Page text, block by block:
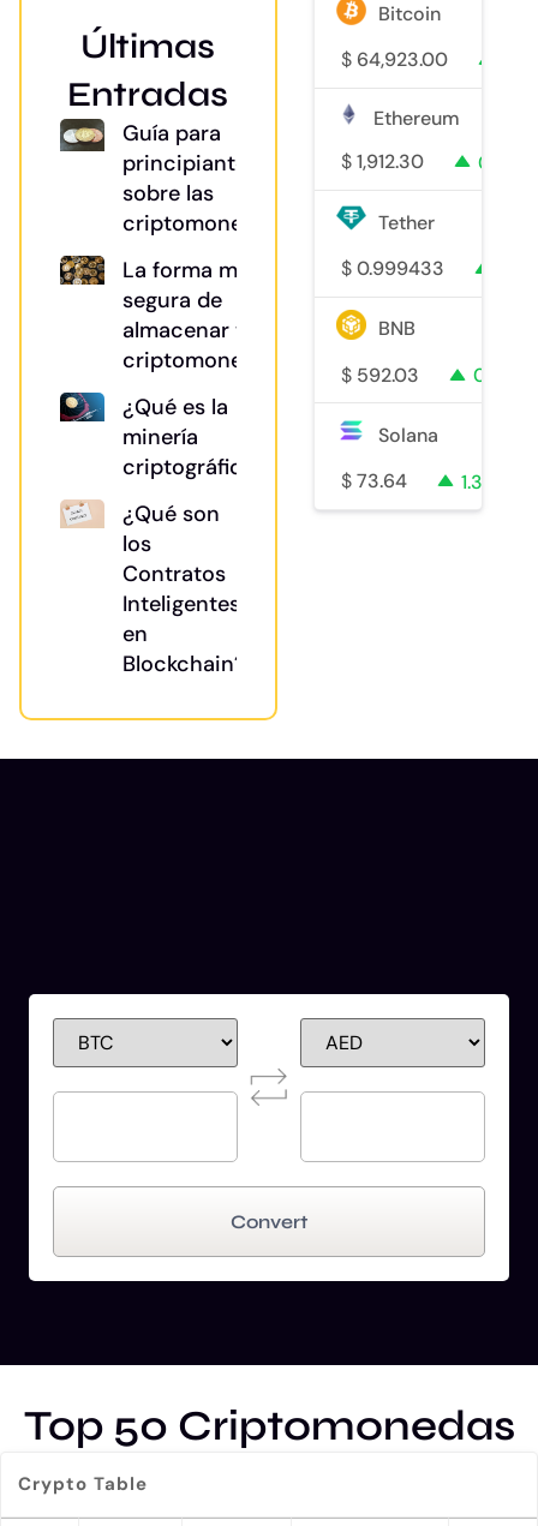
Últimas
Entradas
Guía para
principiantes
sobre las
criptomonedas
La forma más
segura de
almacenar tu
criptomoneda
¿Qué es la
minería
criptográfica?
¿Qué son
los
Contratos
Inteligentes
en
Blockchain?
Bitcoin
$ 64,923.00
Ethereum
$ 1,912.30 0.3%
Tether
$ 0.999433
BNB
$ 592.03 0.4%
Solana
$ 73.64 1.3%
Convert
Top 50 Criptomonedas
Crypto Table